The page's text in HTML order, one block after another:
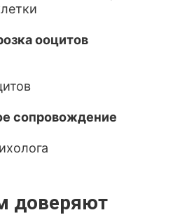
ооцитов
сопровождение
доверяют